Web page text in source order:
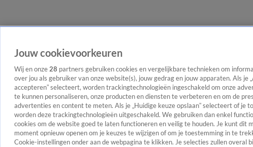
Jouw cookievoorkeuren
Wij en onze 28 partners gebruiken cookies en vergelijkbare technieken om
over jou als gebruiker van onze website(s), jouw gedrag en jouw apparaten. Als je
accepteren” selecteert, worden trackingtechnologieën ingeschakeld om onze
te kunnen personaliseren, onze producten en diensten te verbeteren en om de
advertenties en content te meten. Als je „Huidige keuze opslaan” selecteert of je
worden deze trackingtechnologieën uitgeschakeld. We gebruiken dan enkel
cookies om de website goed te laten functioneren en veilig te houden. Je kunt dit
moment opnieuw openen om je keuzes te wijzigen of om je toestemming in te
Cookie-instellingen onder aan de webpagina te klikken. Je selecties zullen overal